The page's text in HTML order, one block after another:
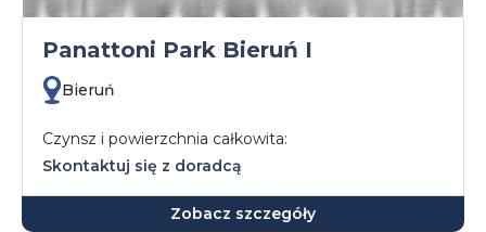
Panattoni Park Bieruń I
Bieruń
Czynsz i powierzchnia całkowita:
Skontaktuj się z doradcą
Zobacz szczegóły